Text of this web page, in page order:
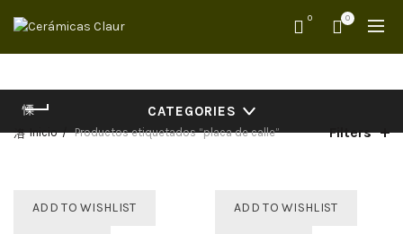
0 0
CATEGORIES
Inicio Productos etiquetados “placa de calle” Filters
ADD TO WISHLIST ADD TO WISHLIST